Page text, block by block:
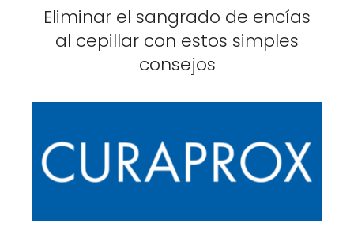
Eliminar el sangrado de encías
al cepillar con estos simples
consejos